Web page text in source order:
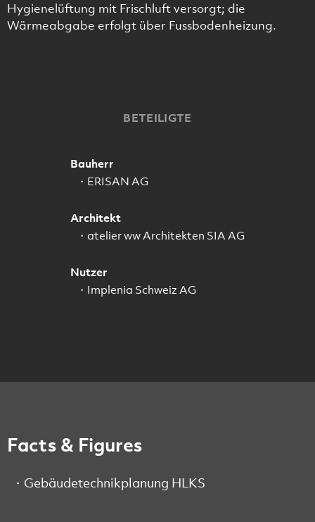
Hygienelüftung mit Frischluft versorgt; die
Wärmeabgabe erfolgt über Fussbodenheizung.
BETEILIGTE
Bauherr
ERISAN AG
Architekt
atelier ww Architekten SIA AG
Nutzer
Implenia Schweiz AG
Facts & Figures
Gebäudetechnikplanung HLKS